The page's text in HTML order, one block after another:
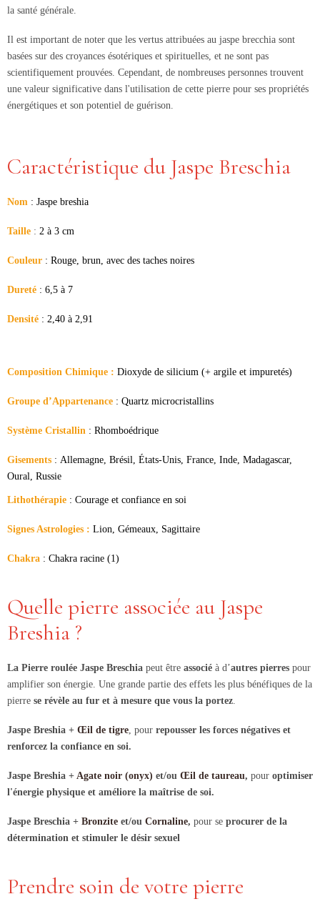
la santé générale.
Il est important de noter que les vertus attribuées au jaspe brecchia sont
basées sur des croyances ésotériques et spirituelles, et ne sont pas
scientifiquement prouvées. Cependant, de nombreuses personnes trouvent
une valeur significative dans l'utilisation de cette pierre pour ses propriétés
énergétiques et son potentiel de guérison.
Caractéristique du Jaspe Breschia
Nom : Jaspe breshia
Taille : 2 à 3 cm
Couleur : Rouge, brun, avec des taches noires
Dureté : 6,5 à 7
Densité : 2,40 à 2,91
Composition Chimique : Dioxyde de silicium (+ argile et impuretés)
Groupe d’Appartenance : Quartz microcristallins
Système Cristallin : Rhomboédrique
Gisements : Allemagne, Brésil, États-Unis, France, Inde, Madagascar,
Oural, Russie
Lithothérapie : Courage et confiance en soi
Signes Astrologies : Lion, Gémeaux, Sagittaire
Chakra : Chakra racine (1)
Quelle pierre associée au Jaspe
Breshia ?
La Pierre roulée Jaspe Breschia peut être associé à d’autres pierres pour
amplifier son énergie. Une grande partie des effets les plus bénéfiques de la
pierre se révèle au fur et à mesure que vous la portez.
Jaspe Breshia + Œil de tigre, pour repousser les forces négatives et
renforcez la confiance en soi.
Jaspe Breshia + Agate noir (onyx) et/ou Œil de taureau, pour optimiser
l'énergie physique et améliore la maîtrise de soi.
Jaspe Breschia + Bronzite et/ou Cornaline, pour se procurer de la
détermination et stimuler le désir sexuel
Prendre soin de votre pierre